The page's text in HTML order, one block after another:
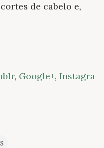
de cabelo e,
, Google+, Instagra